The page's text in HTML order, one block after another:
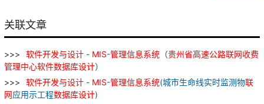
关联文章
软件开发与设计 - MIS-管理信息系统 （贵州省高速公路联网收费
管理中心软件数据库设计）
软件开发与设计 - MIS-管理信息系统(城市生命线实时监测物联
网应用示工程数据库设计)